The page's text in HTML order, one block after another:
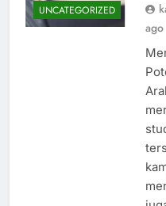
UNCATEGORIZED
ago